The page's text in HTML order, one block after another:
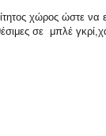
χώρος ώστε να
σε μπλέ